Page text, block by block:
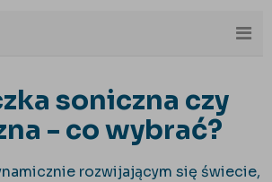
soniczna czy
- co wybrać?
rozwijającym się świecie,